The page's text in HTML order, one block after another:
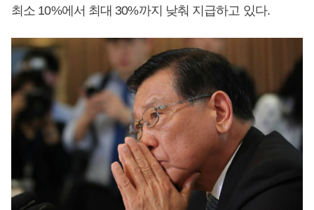
최소 10%에서 최대 30%까지 낮춰 지급하고 있다.